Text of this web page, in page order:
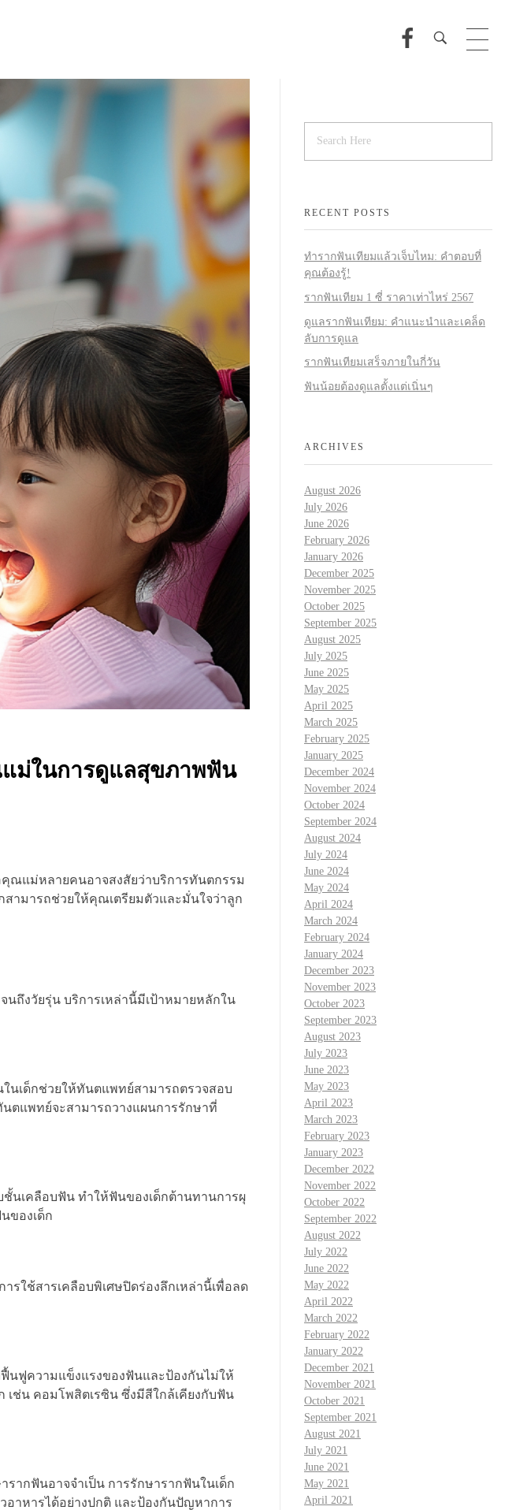
ม่ในการดูแลสุขภาพฟัน
ณแม่หลายคนอาจสงสัยว่าบริการทันตกรรม
ามารถช่วยให้คุณเตรียมตัวและมั่นใจว่าลูก
ถึงวัยรุ่น บริการเหล่านี้มีเป้าหมายหลักใน
นเด็กช่วยให้ทันตแพทย์สามารถตรวจสอบ
ตแพทย์จะสามารถวางแผนการรักษาที่
นเคลือบฟัน ทำให้ฟันของเด็กต้านทานการผุ
ของเด็ก
รใช้สารเคลือบพิเศษปิดร่องลึกเหล่านี้เพื่อลด
นฟูความแข็งแรงของฟันและป้องกันไม่ให้
ช่น คอมโพสิตเรซิน ซึ่งมีสีใกล้เคียงกับฟัน
ากฟันอาจจำเป็น การรักษารากฟันในเด็ก
าหารได้อย่างปกติ และป้องกันปัญหาการ
RECENT POSTS
ทำรากฟันเทียมแล้วเจ็บไหม: คำตอบที่
คุณต้องรู้!
รากฟันเทียม 1 ซี่ ราคาเท่าไหร่ 2567
ดูแลรากฟันเทียม: คำแนะนำและเคล็ด
ลับการดูแล
รากฟันเทียมเสร็จภายในกี่วัน
ฟันน้อยต้องดูแลตั้งแต่เนิ่นๆ
ARCHIVES
August 2026
July 2026
June 2026
February 2026
January 2026
December 2025
November 2025
October 2025
September 2025
August 2025
July 2025
June 2025
May 2025
April 2025
March 2025
February 2025
January 2025
December 2024
November 2024
October 2024
September 2024
August 2024
July 2024
June 2024
May 2024
April 2024
March 2024
February 2024
January 2024
December 2023
November 2023
October 2023
September 2023
August 2023
July 2023
June 2023
May 2023
April 2023
March 2023
February 2023
January 2023
December 2022
November 2022
October 2022
September 2022
August 2022
July 2022
June 2022
May 2022
April 2022
March 2022
February 2022
January 2022
December 2021
November 2021
October 2021
September 2021
August 2021
July 2021
June 2021
May 2021
April 2021